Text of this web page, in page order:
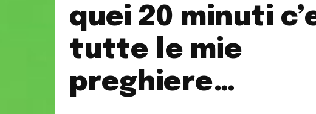
quei 20 minuti
tutte le mie
preghiere…